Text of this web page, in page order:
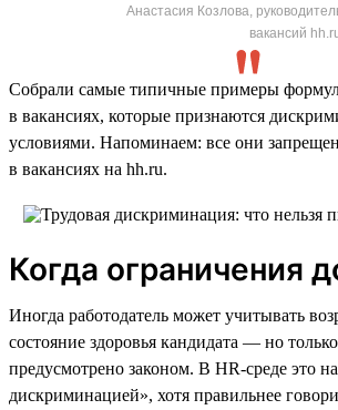
Анастасия Козлова,
вакансий
Собрали самые типичные примеры
в вакансиях, которые признаются
условиями. Напоминаем: все они
в вакансиях на hh.ru.
Когда ограничения
Иногда работодатель может учитывать
состояние здоровья кандидата — но
предусмотрено законом. В HR-среде это
дискриминацией», хотя правильнее